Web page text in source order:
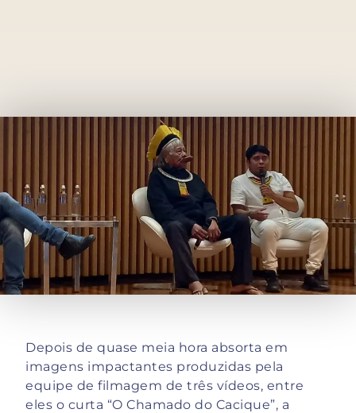
Depois de quase meia hora absorta em
imagens impactantes produzidas pela
equipe de filmagem de três vídeos, entre
eles o curta “O Chamado do Cacique”, a